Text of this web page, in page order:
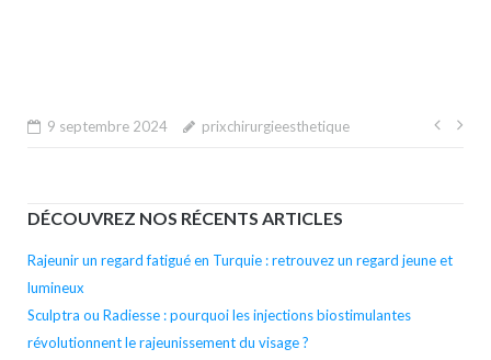
9 septembre 2024 prixchirurgieesthetique
DÉCOUVREZ NOS RÉCENTS ARTICLES
Rajeunir un regard fatigué en Turquie : retrouvez un regard jeune et
lumineux
Sculptra ou Radiesse : pourquoi les injections biostimulantes
révolutionnent le rajeunissement du visage ?